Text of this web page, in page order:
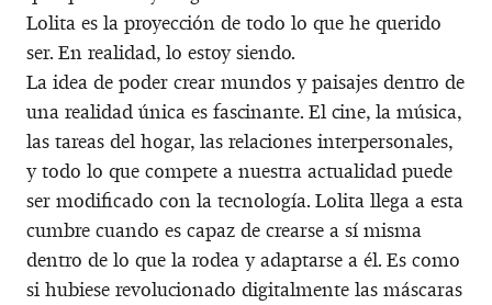
Lolita es la proyección de todo lo que he querido
ser. En realidad, lo estoy siendo.
La idea de poder crear mundos y paisajes dentro de
una realidad única es fascinante. El cine, la música,
las tareas del hogar, las relaciones interpersonales,
y todo lo que compete a nuestra actualidad puede
ser modificado con la tecnología. Lolita llega a esta
cumbre cuando es capaz de crearse a sí misma
dentro de lo que la rodea y adaptarse a él. Es como
si hubiese revolucionado digitalmente las máscaras